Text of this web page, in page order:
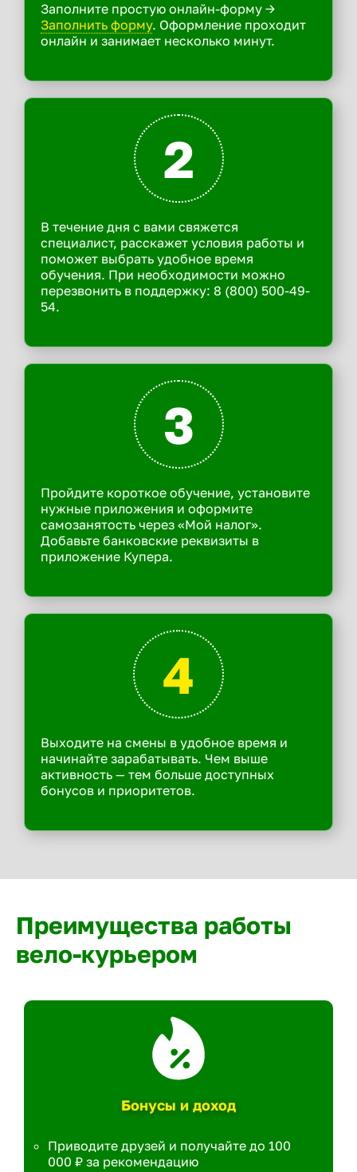
Заполните простую онлайн-форму ->
Заполнить форму. Оформление проходит
онлайн и занимает несколько минут.
2
В течение дня с вами свяжется
специалист, расскажет условия работы и
поможет выбрать удобное время
обучения. При необходимости можно
перезвонить в поддержку: 8 (800) 500-49-
54.
3
Пройдите короткое обучение, установите
нужные приложения и оформите
самозанятость через «Мой налог».
Добавьте банковские реквизиты в
приложение Купера.
4
Выходите на смены в удобное время и
начинайте зарабатывать. Чем выше
активность — тем больше доступных
бонусов и приоритетов.
Преимущества работы
вело-курьером
Бонусы и доход
Приводите друзей и получайте до 100
000 ₽ за рекомендацию